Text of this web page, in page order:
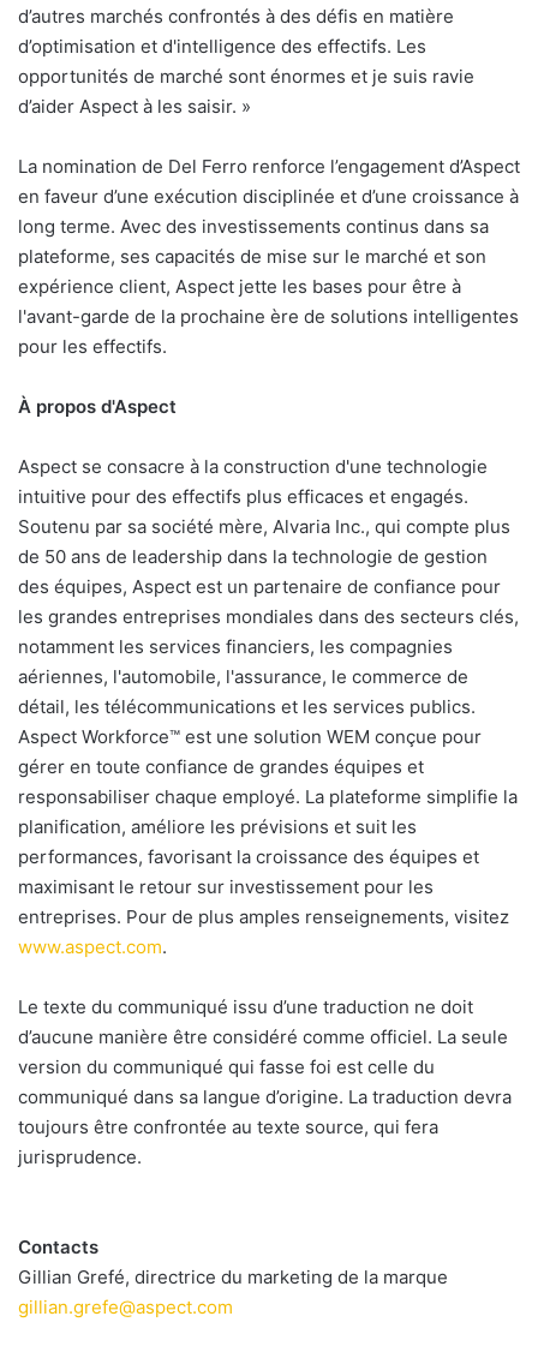
d’autres marchés confrontés à des défis en matière
d’optimisation et d'intelligence des effectifs. Les
opportunités de marché sont énormes et je suis ravie
d’aider Aspect à les saisir. »
La nomination de Del Ferro renforce l’engagement d’Aspect
en faveur d’une exécution disciplinée et d’une croissance à
long terme. Avec des investissements continus dans sa
plateforme, ses capacités de mise sur le marché et son
expérience client, Aspect jette les bases pour être à
l'avant-garde de la prochaine ère de solutions intelligentes
pour les effectifs.
À propos d'Aspect
Aspect se consacre à la construction d'une technologie
intuitive pour des effectifs plus efficaces et engagés.
Soutenu par sa société mère, Alvaria Inc., qui compte plus
de 50 ans de leadership dans la technologie de gestion
des équipes, Aspect est un partenaire de confiance pour
les grandes entreprises mondiales dans des secteurs clés,
notamment les services financiers, les compagnies
aériennes, l'automobile, l'assurance, le commerce de
détail, les télécommunications et les services publics.
Aspect Workforce™ est une solution WEM conçue pour
gérer en toute confiance de grandes équipes et
responsabiliser chaque employé. La plateforme simplifie la
planification, améliore les prévisions et suit les
performances, favorisant la croissance des équipes et
maximisant le retour sur investissement pour les
entreprises. Pour de plus amples renseignements, visitez
www.aspect.com.⁠
Le texte du communiqué issu d’une traduction ne doit
d’aucune manière être considéré comme officiel. La seule
version du communiqué qui fasse foi est celle du
communiqué dans sa langue d’origine. La traduction devra
toujours être confrontée au texte source, qui fera
jurisprudence.
Contacts
Gillian Grefé, directrice du marketing de la marque
gillian.grefe@aspect.com